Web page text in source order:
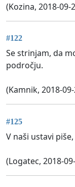
(Kozina, 2018-09-
#122
Se strinjam, da
področju.
(Kamnik, 2018-
#125
V naši ustavi
(Logatec, 2018-